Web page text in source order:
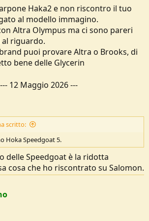
Haka2 e non riscontro il tuo
al modello immagino.
Altra Olympus ma ci sono pareri
riguardo.
puoi provare Altra o Brooks, di
bene delle Glycerin
--- 12 Maggio 2026---
scritto:
Hoka Speedgoat 5.
delle Speedgoat è la ridotta
cosa che ho riscontrato su Salomon.